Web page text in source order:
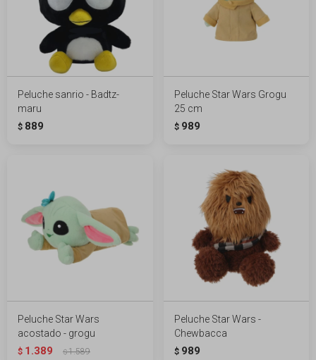
Peluche sanrio - Badtz-
maru
$ 889
Peluche Star Wars Grogu
25 cm
$ 989
Peluche Star Wars
acostado - grogu
$ 1.389 $1.589
Peluche Star Wars -
Chewbacca
$ 989